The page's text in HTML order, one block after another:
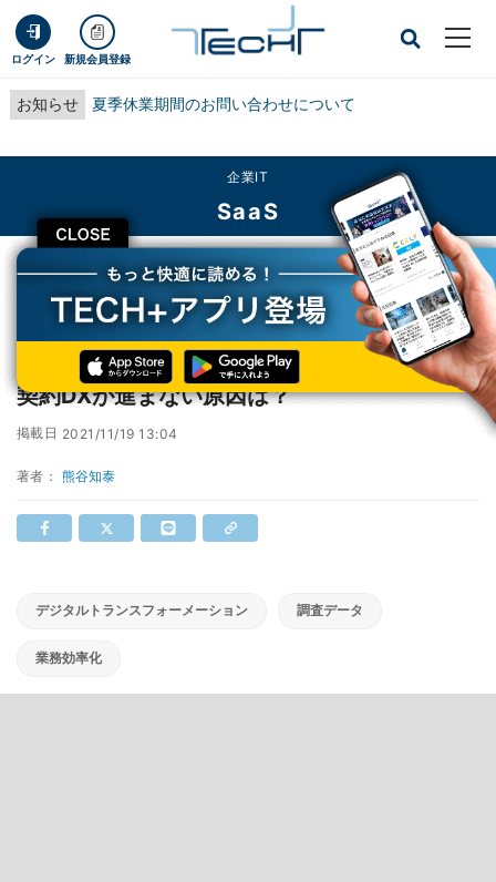
ログイン 新規会員登録
お知らせ 夏季休業期間のお問い合わせについて
CLOSE
企業IT
SaaS
TECH+ 企業IT
SaaS
約4割が契約業務にデジタルツールを未導入、契約DXが進まない原因は？
約4割が契約業務にデジタルツールを未導入、
契約DXが進まない原因は？
掲載日 2021/11/19 13:04
著者： 熊谷知泰
デジタルトランスフォーメーション 調査データ
業務効率化